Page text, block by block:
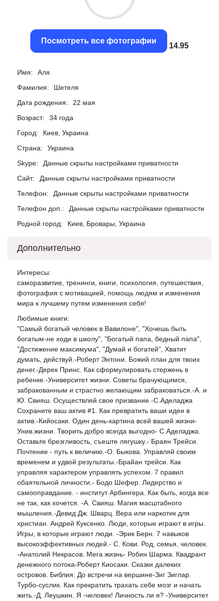
Посмотреть все фотографии
14.32
Имя:
Аля
Фамилия:
Шетеля
Дата рождения:
22 мая
Возраст:
34 года
Город:
Киев, Украина
Страна:
Украина
Skype:
Данные скрыты настройками приватности
Сайт:
Данные скрыты настройками приватности
Телефон:
Данные скрыты настройками приватности
Телефон доп.:
Данные скрыты настройками приватности
Родной город:
Киев, Бровары, Украина
Дополнительно
Интересы:
саморазвитие, тренинги, книги, психология, путешествия,
фотография с мотивацией, помощь людям и изменения
мира к лучшему путем изменения себя!
Любимые книги:
"Самый богатый человек в Вавилоне", "Хочешь быть
богатым-не ходи в школу", "Богатый папа, бедный папа",
"Достижение максимума", "Думай и богатей", Хватит
думать, действуй.-Роберт Энтони. Божий план для твоих
денег.-Дерек Принс. Как сформулировать стержень в
ребенке.-Университет жизни. Советы брачующимся,
забракованным и страстно желающим забраковаться.-А. и
Ю. Свияш. Осуществляй свое призвание.-С.Аделаджа
Сохраните ваш актив #1. Как превратить ваши идеи в
актив.-Кийосаки. Один день-картина всей вашей жизни-
Унив.жизни. Творить добро всегда выгодно- С.Аделаджа.
Оставьте брезгливость, съеште лягушку.- Браян Трейси.
Почтение - путь к величию.-О. Быкова. Управляй своим
временем и удвой результаты.-Брайан трейси. Как
управляя характером управлять успехом. 7 правил
обаятельной личности.- Бодо Шефер. Лидерство и
самооправдание. - институт Арбингера. Как быть, когда все
не так, как хочется. -А. Свияш. Магия масштабного
мышления.-Девид Дж. Шварц. Вера или наркотик для
христиан. Андрей Куксенко. Люди, которые играют в игры.
Игры, в которые играют люди. -Эрик Берн. 7 навыков
высокоэффективных людей.- С. Кови. Род, семья, человек.
-Анатолий Некрасов. Мега жизнь- Робин Шарма. Квадрант
денежного потока-Роберт Киосаки. Сказки далеких
островов. Библия. До встречи на вершине-Зиг Зиглар.
Турбо-суслик. Как прекратить трахать себе мозг и начать
жить.-Д. Леушкин. Я -человек! Личность ли я? -Университет